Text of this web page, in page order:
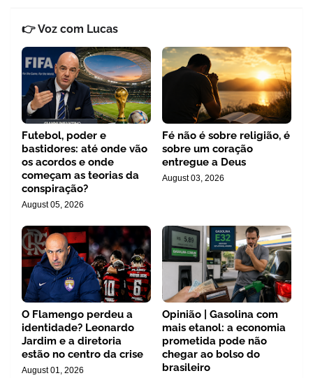
👉 Voz com Lucas
Futebol, poder e
bastidores: até onde vão
os acordos e onde
começam as teorias da
conspiração?
August 05, 2026
Fé não é sobre religião, é
sobre um coração
entregue a Deus
August 03, 2026
O Flamengo perdeu a
identidade? Leonardo
Jardim e a diretoria
estão no centro da crise
August 01, 2026
Opinião | Gasolina com
mais etanol: a economia
prometida pode não
chegar ao bolso do
brasileiro